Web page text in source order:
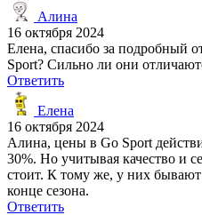
Алина
16 октября 2024
Елена, спасибо за подробный
Sport? Сильно ли они
Ответить
Елена
16 октября 2024
Алина, цены в Go Sport
30%. Но учитывая качество и
стоит. К тому же, у них
конце сезона.
Ответить